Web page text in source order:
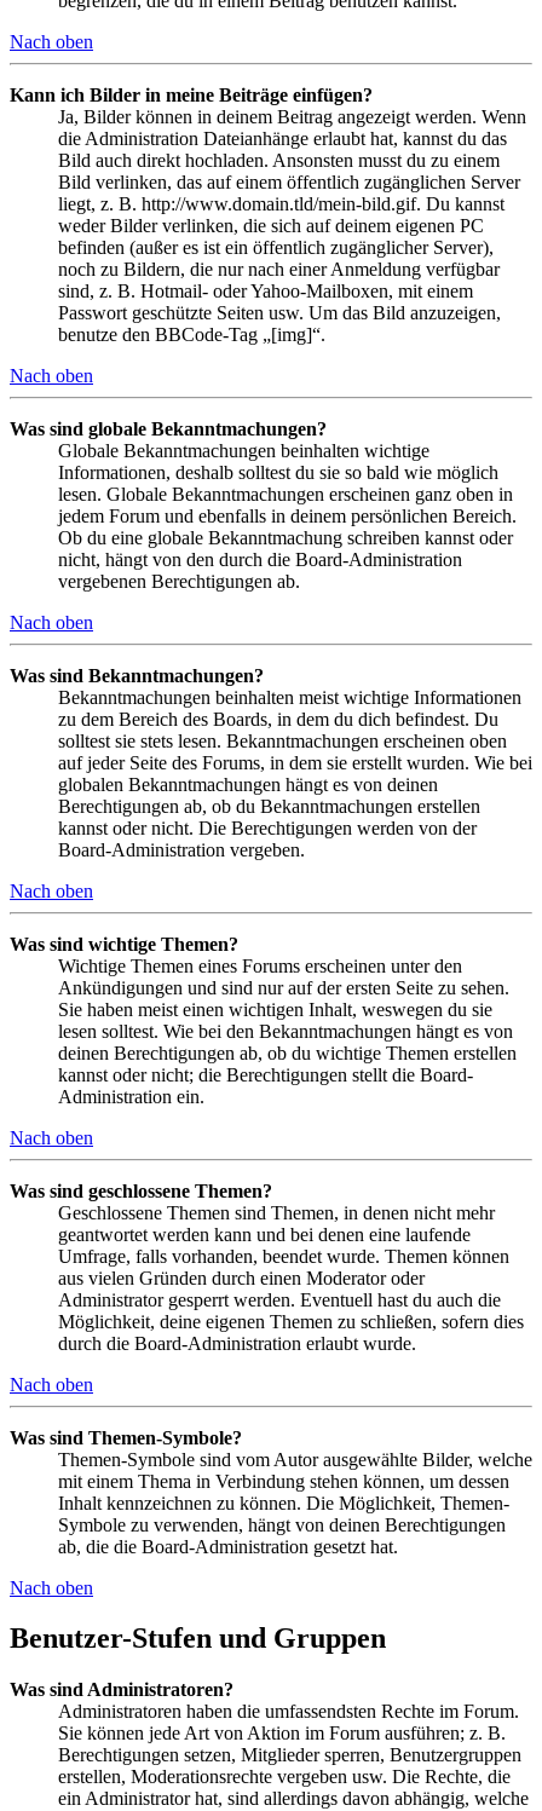
Nach oben
Kann ich Bilder in meine Beiträge einfügen?
Ja, Bilder können in deinem Beitrag angezeigt werden. Wenn
die Administration Dateianhänge erlaubt hat, kannst du das
Bild auch direkt hochladen. Ansonsten musst du zu einem
Bild verlinken, das auf einem öffentlich zugänglichen Server
liegt, z. B. http://www.domain.tld/mein-bild.gif. Du kannst
weder Bilder verlinken, die sich auf deinem eigenen PC
befinden (außer es ist ein öffentlich zugänglicher Server),
noch zu Bildern, die nur nach einer Anmeldung verfügbar
sind, z. B. Hotmail- oder Yahoo-Mailboxen, mit einem
Passwort geschützte Seiten usw. Um das Bild anzuzeigen,
benutze den BBCode-Tag „[img]“.
Nach oben
Was sind globale Bekanntmachungen?
Globale Bekanntmachungen beinhalten wichtige
Informationen, deshalb solltest du sie so bald wie möglich
lesen. Globale Bekanntmachungen erscheinen ganz oben in
jedem Forum und ebenfalls in deinem persönlichen Bereich.
Ob du eine globale Bekanntmachung schreiben kannst oder
nicht, hängt von den durch die Board-Administration
vergebenen Berechtigungen ab.
Nach oben
Was sind Bekanntmachungen?
Bekanntmachungen beinhalten meist wichtige Informationen
zu dem Bereich des Boards, in dem du dich befindest. Du
solltest sie stets lesen. Bekanntmachungen erscheinen oben
auf jeder Seite des Forums, in dem sie erstellt wurden. Wie bei
globalen Bekanntmachungen hängt es von deinen
Berechtigungen ab, ob du Bekanntmachungen erstellen
kannst oder nicht. Die Berechtigungen werden von der
Board-Administration vergeben.
Nach oben
Was sind wichtige Themen?
Wichtige Themen eines Forums erscheinen unter den
Ankündigungen und sind nur auf der ersten Seite zu sehen.
Sie haben meist einen wichtigen Inhalt, weswegen du sie
lesen solltest. Wie bei den Bekanntmachungen hängt es von
deinen Berechtigungen ab, ob du wichtige Themen erstellen
kannst oder nicht; die Berechtigungen stellt die Board-
Administration ein.
Nach oben
Was sind geschlossene Themen?
Geschlossene Themen sind Themen, in denen nicht mehr
geantwortet werden kann und bei denen eine laufende
Umfrage, falls vorhanden, beendet wurde. Themen können
aus vielen Gründen durch einen Moderator oder
Administrator gesperrt werden. Eventuell hast du auch die
Möglichkeit, deine eigenen Themen zu schließen, sofern dies
durch die Board-Administration erlaubt wurde.
Nach oben
Was sind Themen-Symbole?
Themen-Symbole sind vom Autor ausgewählte Bilder, welche
mit einem Thema in Verbindung stehen können, um dessen
Inhalt kennzeichnen zu können. Die Möglichkeit, Themen-
Symbole zu verwenden, hängt von deinen Berechtigungen
ab, die die Board-Administration gesetzt hat.
Nach oben
Benutzer-Stufen und Gruppen
Was sind Administratoren?
Administratoren haben die umfassendsten Rechte im Forum.
Sie können jede Art von Aktion im Forum ausführen; z. B.
Berechtigungen setzen, Mitglieder sperren, Benutzergruppen
erstellen, Moderationsrechte vergeben usw. Die Rechte, die
ein Administrator hat, sind allerdings davon abhängig, welche